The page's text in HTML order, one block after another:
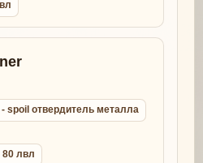
spoil отвердитель металла
80 лвл